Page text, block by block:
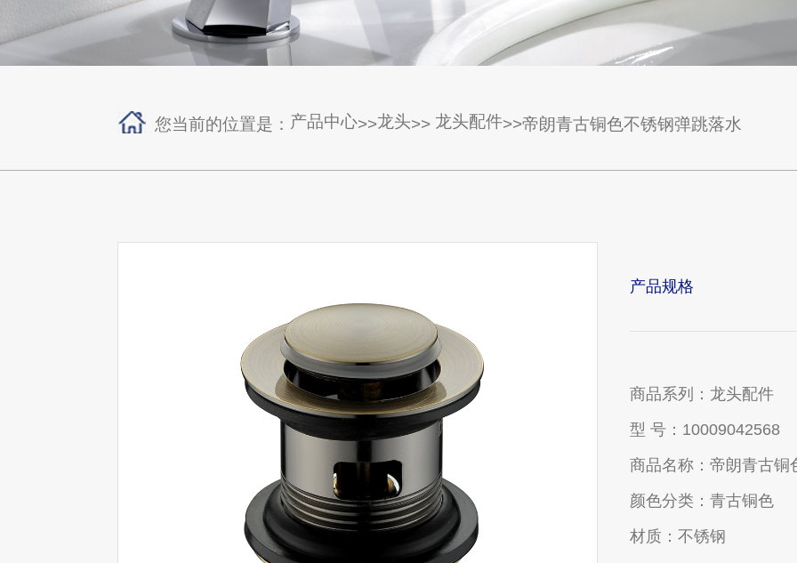
您当前的位置是： 产品中心>>龙头>> 龙头配件>>帝朗青古铜色不锈钢弹跳落水
产品规格
商品系列： 龙头配件
型 号： 10009042568
商品名称： 帝朗青古铜
颜色分类： 青古铜色
材质： 不锈钢